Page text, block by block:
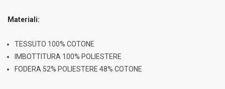
Materiali:
TESSUTO 100% COTONE
IMBOTTITURA 100% POLIESTERE
FODERA 52% POLIESTERE 48% COTONE